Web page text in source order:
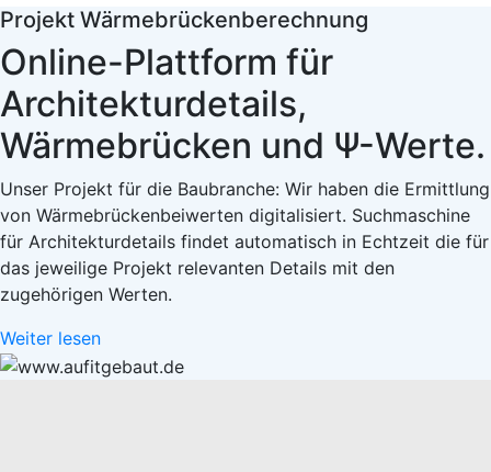
Projekt Wärmebrückenberechnung
Online-Plattform für
Architekturdetails,
Wärmebrücken und Ψ-Werte.
Unser Projekt für die Baubranche: Wir haben die Ermittlung
von Wärmebrückenbeiwerten digitalisiert. Suchmaschine
für Architekturdetails findet automatisch in Echtzeit die für
das jeweilige Projekt relevanten Details mit den
zugehörigen Werten.
Weiter lesen